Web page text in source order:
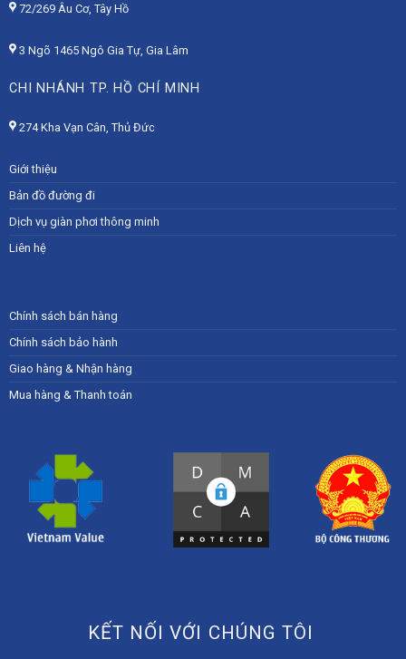
72/269 Âu Cơ, Tây Hồ
3 Ngõ 1465 Ngô Gia Tự, Gia Lâm
CHI NHÁNH TP. HỒ CHÍ MINH
274 Kha Vạn Cân, Thủ Đức
Giới thiệu
Bản đồ đường đi
Dịch vụ giàn phơi thông minh
Liên hệ
Chính sách bán hàng
Chính sách bảo hành
Giao hàng & Nhận hàng
Mua hàng & Thanh toán
KẾT NỐI VỚI CHÚNG TÔI